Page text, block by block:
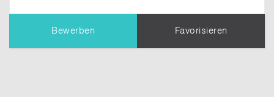
übermittelt. Erziele einen besseren Eindruck,
Bewerben Favorisieren